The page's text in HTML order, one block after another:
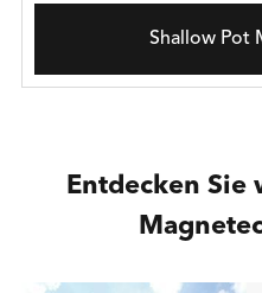
Shallow Pot
Entdecken Sie